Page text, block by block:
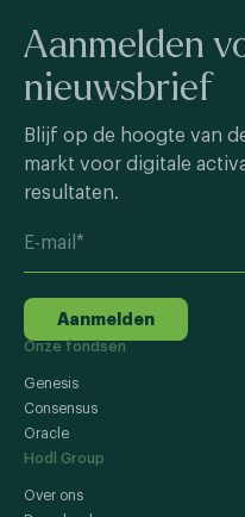
Aanmelden
nieuwsbrief
Blijf op de hoogte van
markt voor digitale
resultaten.
Aanmelden
Onze fondsen
Genesis
Consensus
Oracle
Hodl Group
Over ons